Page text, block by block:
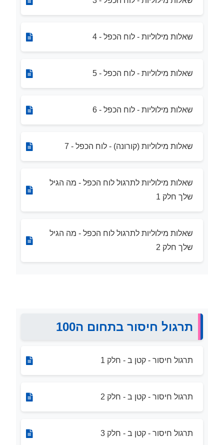
שאלות מילוליות - לוח הכפל - 4
שאלות מילוליות - לוח הכפל - 5
שאלות מילוליות - לוח הכפל - 6
שאלות מילוליות (קורונה) - לוח הכפל - 7
שאלות מילוליות לתרגול לוח הכפל - מה הגיל
שלך חלק 1
שאלות מילוליות לתרגול לוח הכפל - מה הגיל
שלך חלק 2
תרגול חיסור בתחום ה100
תרגול חיסור - קטן ב - חלק 1
תרגול חיסור - קטן ב - חלק 2
תרגול חיסור - קטן ב - חלק 3